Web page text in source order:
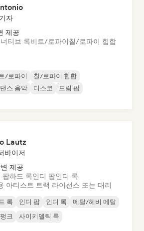
자
제공
티브 록비트/로파이칠/로파이 힙합
/로파이
칠/로파이 힙합
댄스 음악 디스코
드림 팝
Lautz
바이저
제공
팝하드 록인디 팝인디 록
아티스트 트랙 라이선스 또는 대리
록 인디 팝 인디 록
메탈/헤비 메탈
크 사이키델릭 록